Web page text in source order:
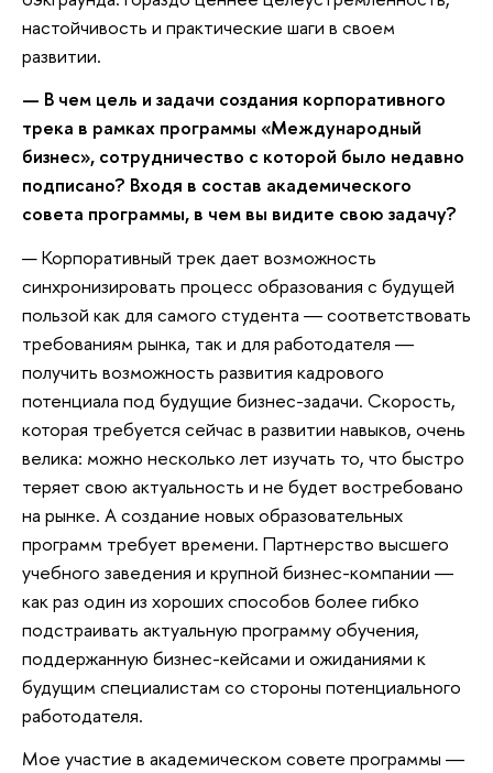
настойчивость и практические шаги в своем
развитии.
— В чем цель и задачи создания корпоративного
трека в рамках программы «Международный
бизнес», сотрудничество с которой было недавно
подписано? Входя в состав академического
совета программы, в чем вы видите свою задачу?
— Корпоративный трек дает возможность
синхронизировать процесс образования с будущей
пользой как для самого студента ― соответствовать
требованиям рынка, так и для работодателя ―
получить возможность развития кадрового
потенциала под будущие бизнес-задачи. Скорость,
которая требуется сейчас в развитии навыков, очень
велика: можно несколько лет изучать то, что быстро
теряет свою актуальность и не будет востребовано
на рынке. А создание новых образовательных
программ требует времени. Партнерство высшего
учебного заведения и крупной бизнес-компании ―
как раз один из хороших способов более гибко
подстраивать актуальную программу обучения,
поддержанную бизнес-кейсами и ожиданиями к
будущим специалистам со стороны потенциального
работодателя.
Мое участие в академическом совете программы ―